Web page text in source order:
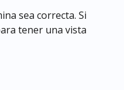
sea correcta. Si
tener una vista